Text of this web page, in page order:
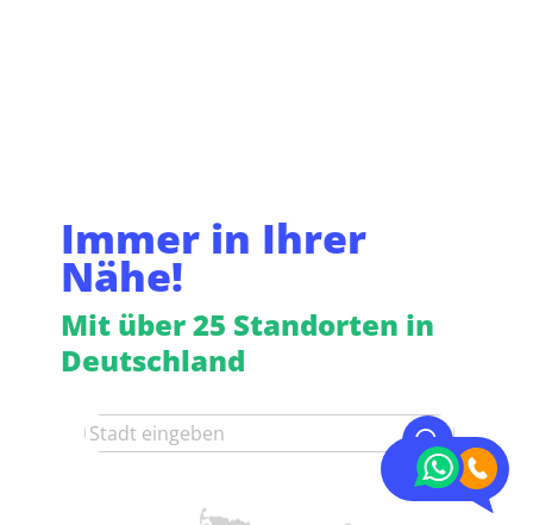
Immer in Ihrer
Nähe!
Mit über 25 Standorten in
Deutschland